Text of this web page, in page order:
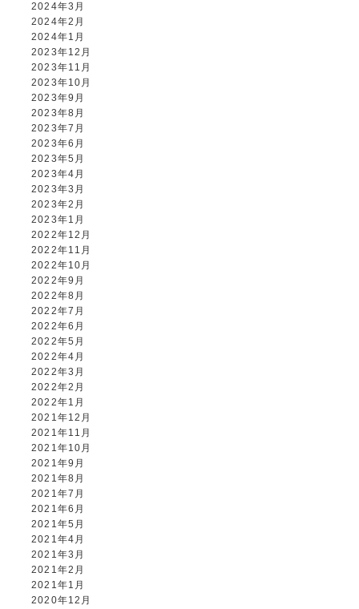
2024年3月
2024年2月
2024年1月
2023年12月
2023年11月
2023年10月
2023年9月
2023年8月
2023年7月
2023年6月
2023年5月
2023年4月
2023年3月
2023年2月
2023年1月
2022年12月
2022年11月
2022年10月
2022年9月
2022年8月
2022年7月
2022年6月
2022年5月
2022年4月
2022年3月
2022年2月
2022年1月
2021年12月
2021年11月
2021年10月
2021年9月
2021年8月
2021年7月
2021年6月
2021年5月
2021年4月
2021年3月
2021年2月
2021年1月
2020年12月